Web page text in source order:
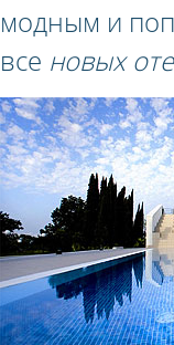
модным и
все новых